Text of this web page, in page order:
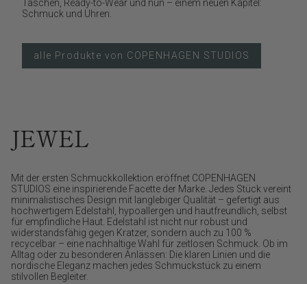
Taschen, Ready-to-Wear und nun – einem neuen Kapitel:
Schmuck und Uhren.
alle Produkte von COPENHAGEN STUDIOS
JEWEL
Mit der ersten Schmuckkollektion eröffnet COPENHAGEN
STUDIOS eine inspirierende Facette der Marke. Jedes Stück vereint
minimalistisches Design mit langlebiger Qualität – gefertigt aus
hochwertigem Edelstahl, hypoallergen und hautfreundlich, selbst
für empfindliche Haut. Edelstahl ist nicht nur robust und
widerstandsfähig gegen Kratzer, sondern auch zu 100 %
recycelbar – eine nachhaltige Wahl für zeitlosen Schmuck. Ob im
Alltag oder zu besonderen Anlässen: Die klaren Linien und die
nordische Eleganz machen jedes Schmuckstück zu einem
stilvollen Begleiter.